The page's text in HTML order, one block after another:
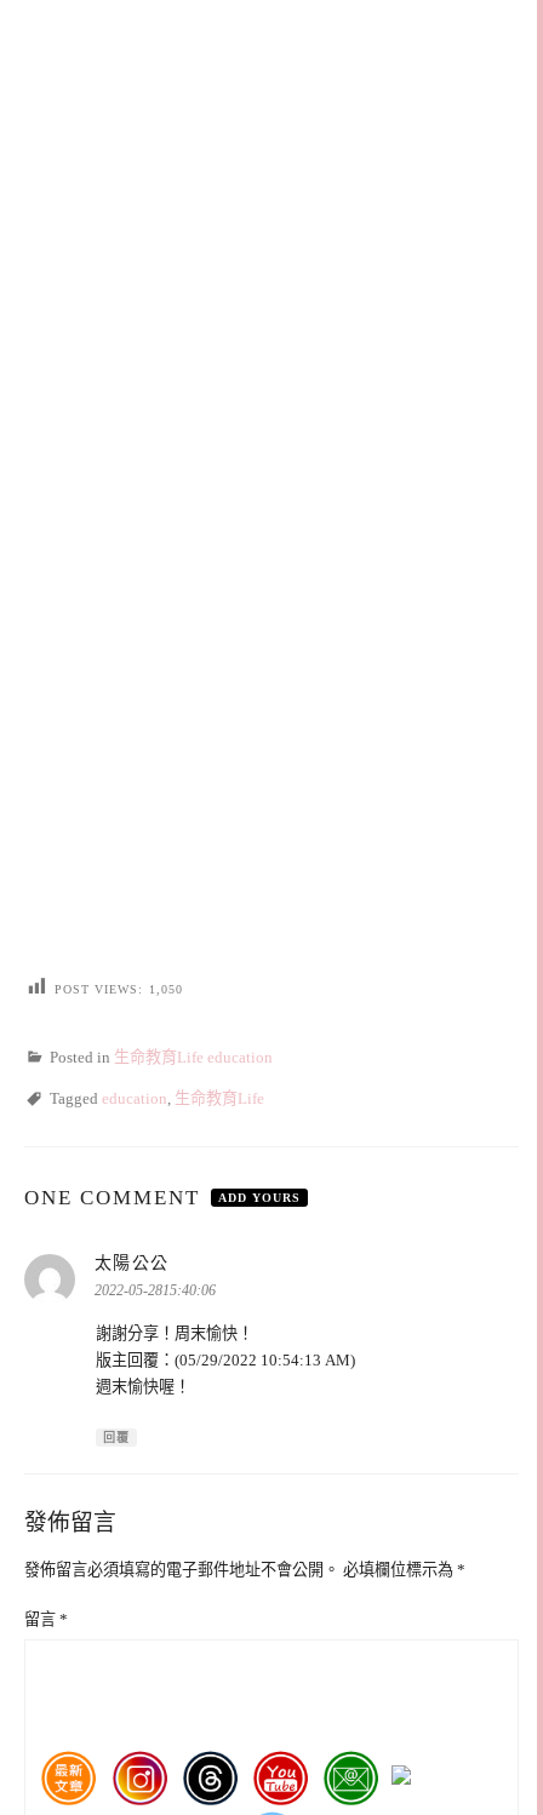
POST VIEWS: 1,050
Posted in 生命教育Life education
Tagged education 生命教育Life
ONE COMMENT ADD YOURS
太陽公公
示:
2022-05-2815:40:06
謝謝分享！周末愉快！
版主回覆：(05/29/2022 10:54:13 AM)
週末愉快喔！
回覆
發佈留言
發佈留言必須填寫的電子郵件地址不會公開。 必填欄位標示為 *
留言 *